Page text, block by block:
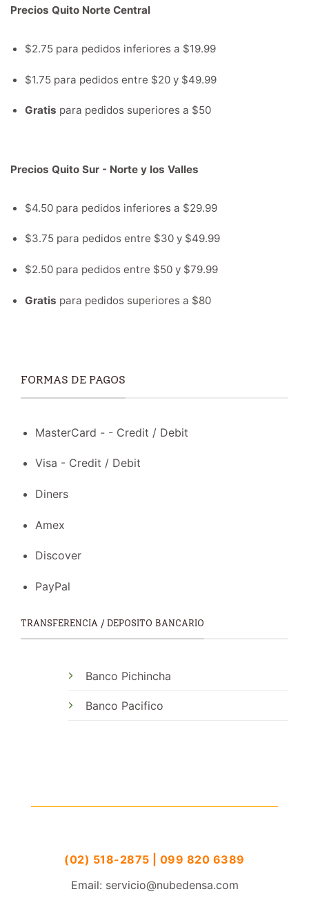
Precios Quito Norte Central
$2.75 para pedidos inferiores a $19.99
$1.75 para pedidos entre $20 y $49.99
Gratis para pedidos superiores a $50
Precios Quito Sur - Norte y los Valles
$4.50 para pedidos inferiores a $29.99
$3.75 para pedidos entre $30 y $49.99
$2.50 para pedidos entre $50 y $79.99
Gratis para pedidos superiores a $80
FORMAS DE PAGOS
MasterCard - - Credit / Debit
Visa - Credit / Debit
Diners
Amex
Discover
PayPal
TRANSFERENCIA / DEPOSITO BANCARIO
Banco Pichincha
Banco Pacifico
(02) 518-2875 | 099 820 6389
Email: servicio@nubedensa.com